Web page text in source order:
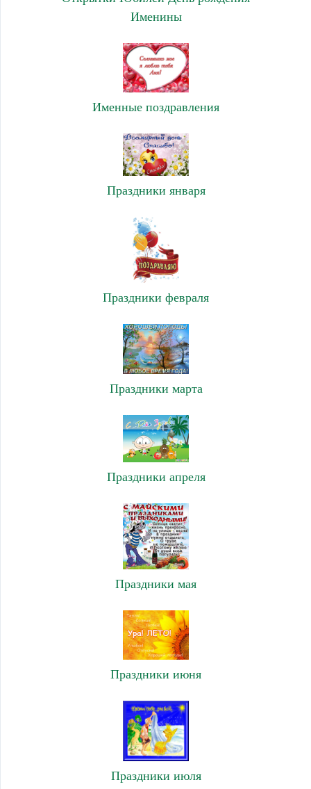
Именины
Именные поздравления
Праздники января
Праздники февраля
Праздники марта
Праздники апреля
Праздники мая
Праздники июня
Праздники июля